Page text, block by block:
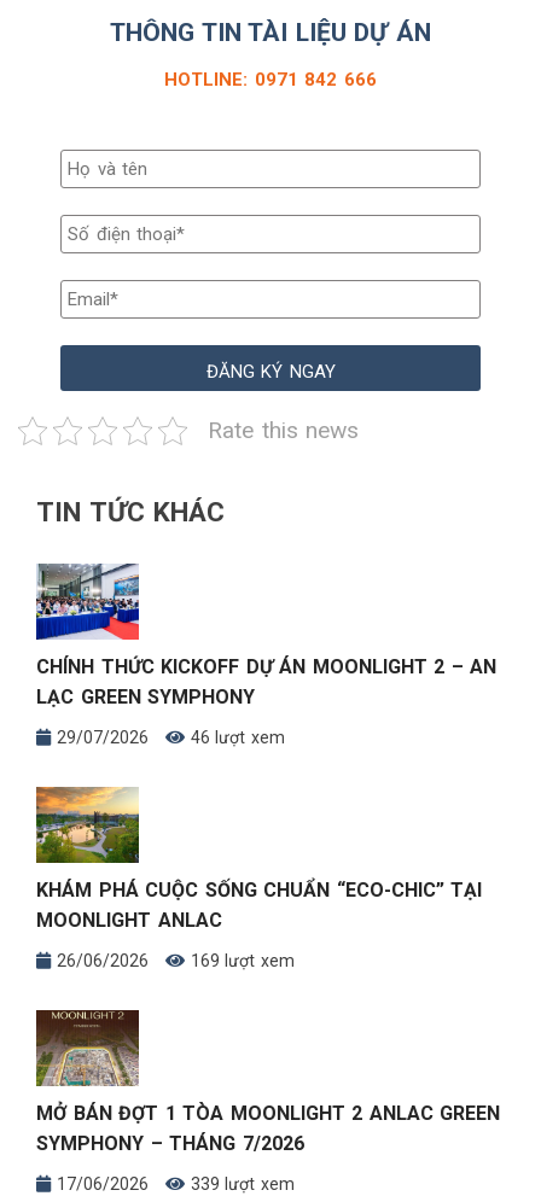
THÔNG TIN TÀI LIỆU DỰ ÁN
HOTLINE: 0971 842 666
Rate this news
TIN TỨC KHÁC
CHÍNH THỨC KICKOFF DỰ ÁN MOONLIGHT 2 – AN
LẠC GREEN SYMPHONY
29/07/2026 46 lượt xem
KHÁM PHÁ CUỘC SỐNG CHUẨN “ECO-CHIC” TẠI
MOONLIGHT ANLAC
26/06/2026 169 lượt xem
MỞ BÁN ĐỢT 1 TÒA MOONLIGHT 2 ANLAC GREEN
SYMPHONY – THÁNG 7/2026
17/06/2026 339 lượt xem